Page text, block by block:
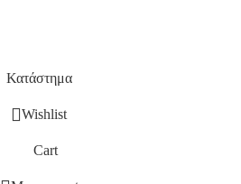
Κατάστημα
Wishlist
Cart